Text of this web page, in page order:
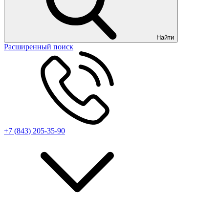
Найти
Расширенный поиск
+7 (843) 205-35-90